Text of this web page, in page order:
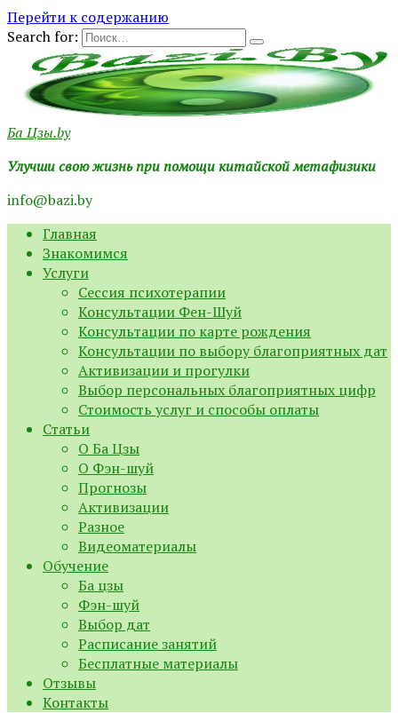
Перейти к содержанию
Search for:
Ба Цзы.by
Улучши свою жизнь при помощи китайской метафизики
info@bazi.by
Главная
Знакомимся
Услуги
Сессия психотерапии
Консультации Фен-Шуй
Консультации по карте рождения
Консультации по выбору благоприятных дат
Активизации и прогулки
Выбор персональных благоприятных цифр
Стоимость услуг и способы оплаты
Статьи
О Ба Цзы
О Фэн-шуй
Прогнозы
Активизации
Разное
Видеоматериалы
Обучение
Ба цзы
Фэн-шуй
Выбор дат
Расписание занятий
Бесплатные материалы
Отзывы
Контакты